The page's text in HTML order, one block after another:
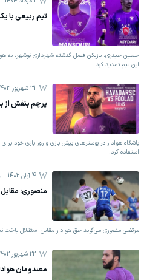
تیم ربیعی با
حسین حیدری، بازیکن فصل گذشته شهرداری نوشهر، به
این تیم تمدید کرد.
31 شهریور 1403
پرچم بنفش از
باشگاه هوادار در پوسترهای پیش بازی و روز بازی خود برای
استفاده کرد.
4 آبان 1402
منصوری:
مرتضی منصوری می‌گوید حق هوادار مقابل استقلال باخت
22 شهریور 1402
مصدومان